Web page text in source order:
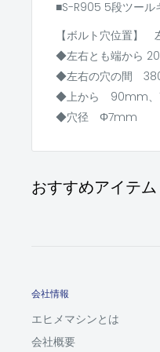
■S-R905 5段ツール
【ボルト穴位置】
◆左右とも端から
◆左右の穴の間
◆上から 90mm、
◆穴径 Φ7mm
おすすめアイテム
会社情報
エヒメマシンとは
会社概要